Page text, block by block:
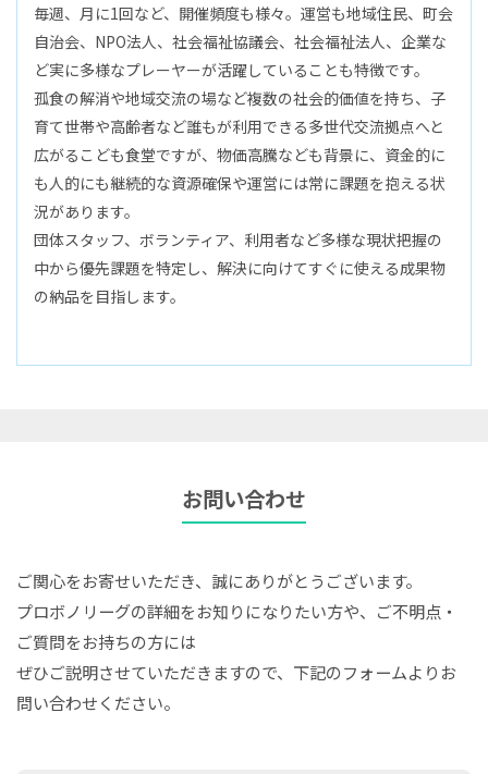
毎週、月に1回など、開催頻度も様々。運営も地域住民、町会
自治会、NPO法人、社会福祉協議会、社会福祉法人、企業な
ど実に多様なプレーヤーが活躍していることも特徴です。
孤食の解消や地域交流の場など複数の社会的価値を持ち、子
育て世帯や高齢者など誰もが利用できる多世代交流拠点へと
広がるこども食堂ですが、物価高騰なども背景に、資金的に
も人的にも継続的な資源確保や運営には常に課題を抱える状
況があります。
団体スタッフ、ボランティア、利用者など多様な現状把握の
中から優先課題を特定し、解決に向けてすぐに使える成果物
の納品を目指します。
お問い合わせ
ご関心をお寄せいただき、誠にありがとうございます。
プロボノリーグの詳細をお知りになりたい方や、ご不明点・
ご質問をお持ちの方には
ぜひご説明させていただきますので、下記のフォームよりお
問い合わせください。